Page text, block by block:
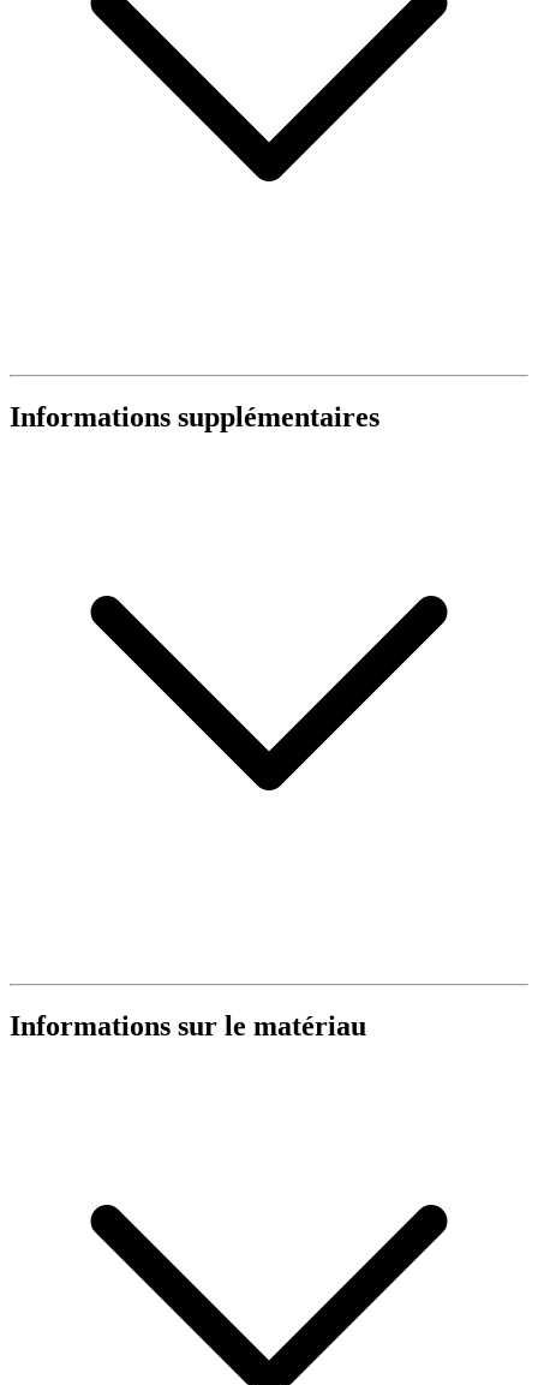
Informations supplémentaires
Informations sur le matériau